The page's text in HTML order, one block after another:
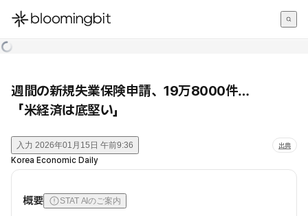
한국어
週間の新規失業保険申請、19万8000件…
「米経済は底堅い」
入力 2026年01月15日 午前9:36 出典
Korea Economic Daily
概要 STAT AIのご案内